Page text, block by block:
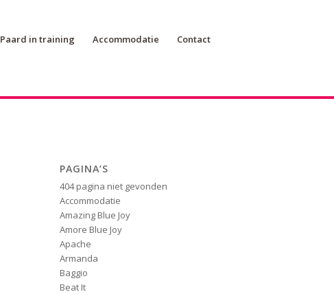
Paard in training Accommodatie Contact
PAGINA’S
404 pagina niet gevonden
Accommodatie
Amazing Blue Joy
Amore Blue Joy
Apache
Armanda
Baggio
Beat It